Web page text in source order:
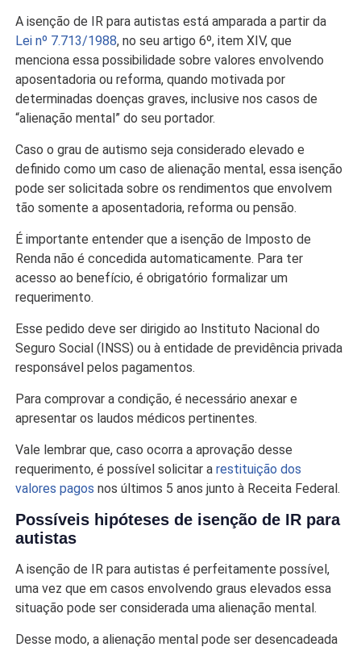
A isenção de IR para autistas está amparada a partir da
Lei nº 7.713/1988, no seu artigo 6º, item XIV, que
menciona essa possibilidade sobre valores envolvendo
aposentadoria ou reforma, quando motivada por
determinadas doenças graves, inclusive nos casos de
“alienação mental” do seu portador.
Caso o grau de autismo seja considerado elevado e
definido como um caso de alienação mental, essa isenção
pode ser solicitada sobre os rendimentos que envolvem
tão somente a aposentadoria, reforma ou pensão.
É importante entender que a isenção de Imposto de
Renda não é concedida automaticamente. Para ter
acesso ao benefício, é obrigatório formalizar um
requerimento.
Esse pedido deve ser dirigido ao Instituto Nacional do
Seguro Social (INSS) ou à entidade de previdência privada
responsável pelos pagamentos.
Para comprovar a condição, é necessário anexar e
apresentar os laudos médicos pertinentes.
Vale lembrar que, caso ocorra a aprovação desse
requerimento, é possível solicitar arestituição dos
valores pagos nos últimos 5 anos junto à Receita Federal.
Possíveis hipóteses de isenção de IR para
autistas
A isenção de IR para autistas é perfeitamente possível,
uma vez que em casos envolvendo graus elevados essa
situação pode ser considerada uma alienação mental.
Desse modo, a alienação mental pode ser desencadeada